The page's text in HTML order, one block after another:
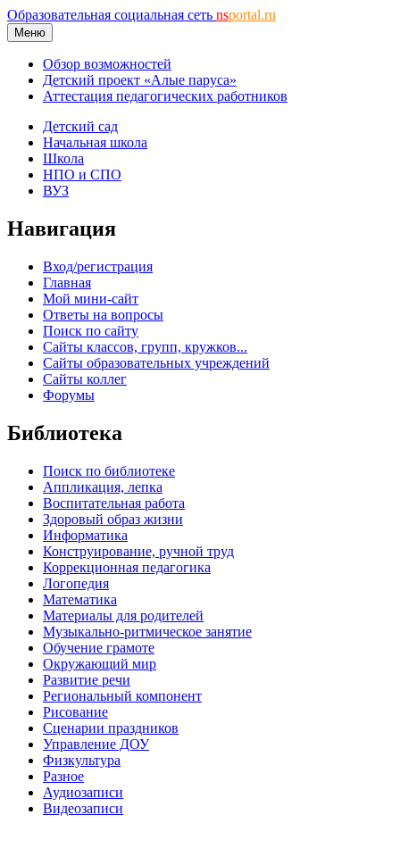
Образовательная социальная сеть nsportal.ru
Меню
Обзор возможностей
Детский проект «Алые паруса»
Аттестация педагогических работников
Детский сад
Начальная школа
Школа
НПО и СПО
ВУЗ
Навигация
Вход/регистрация
Главная
Мой мини-сайт
Ответы на вопросы
Поиск по сайту
Сайты классов, групп, кружков...
Сайты образовательных учреждений
Сайты коллег
Форумы
Библиотека
Поиск по библиотеке
Аппликация, лепка
Воспитательная работа
Здоровый образ жизни
Информатика
Конструирование, ручной труд
Коррекционная педагогика
Логопедия
Математика
Материалы для родителей
Музыкально-ритмическое занятие
Обучение грамоте
Окружающий мир
Развитие речи
Региональный компонент
Рисование
Сценарии праздников
Управление ДОУ
Физкультура
Разное
Аудиозаписи
Видеозаписи